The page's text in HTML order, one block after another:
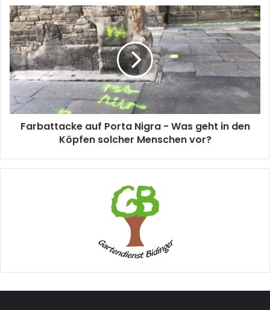
Farbattacke auf Porta Nigra - Was geht in den
Köpfen solcher Menschen vor?